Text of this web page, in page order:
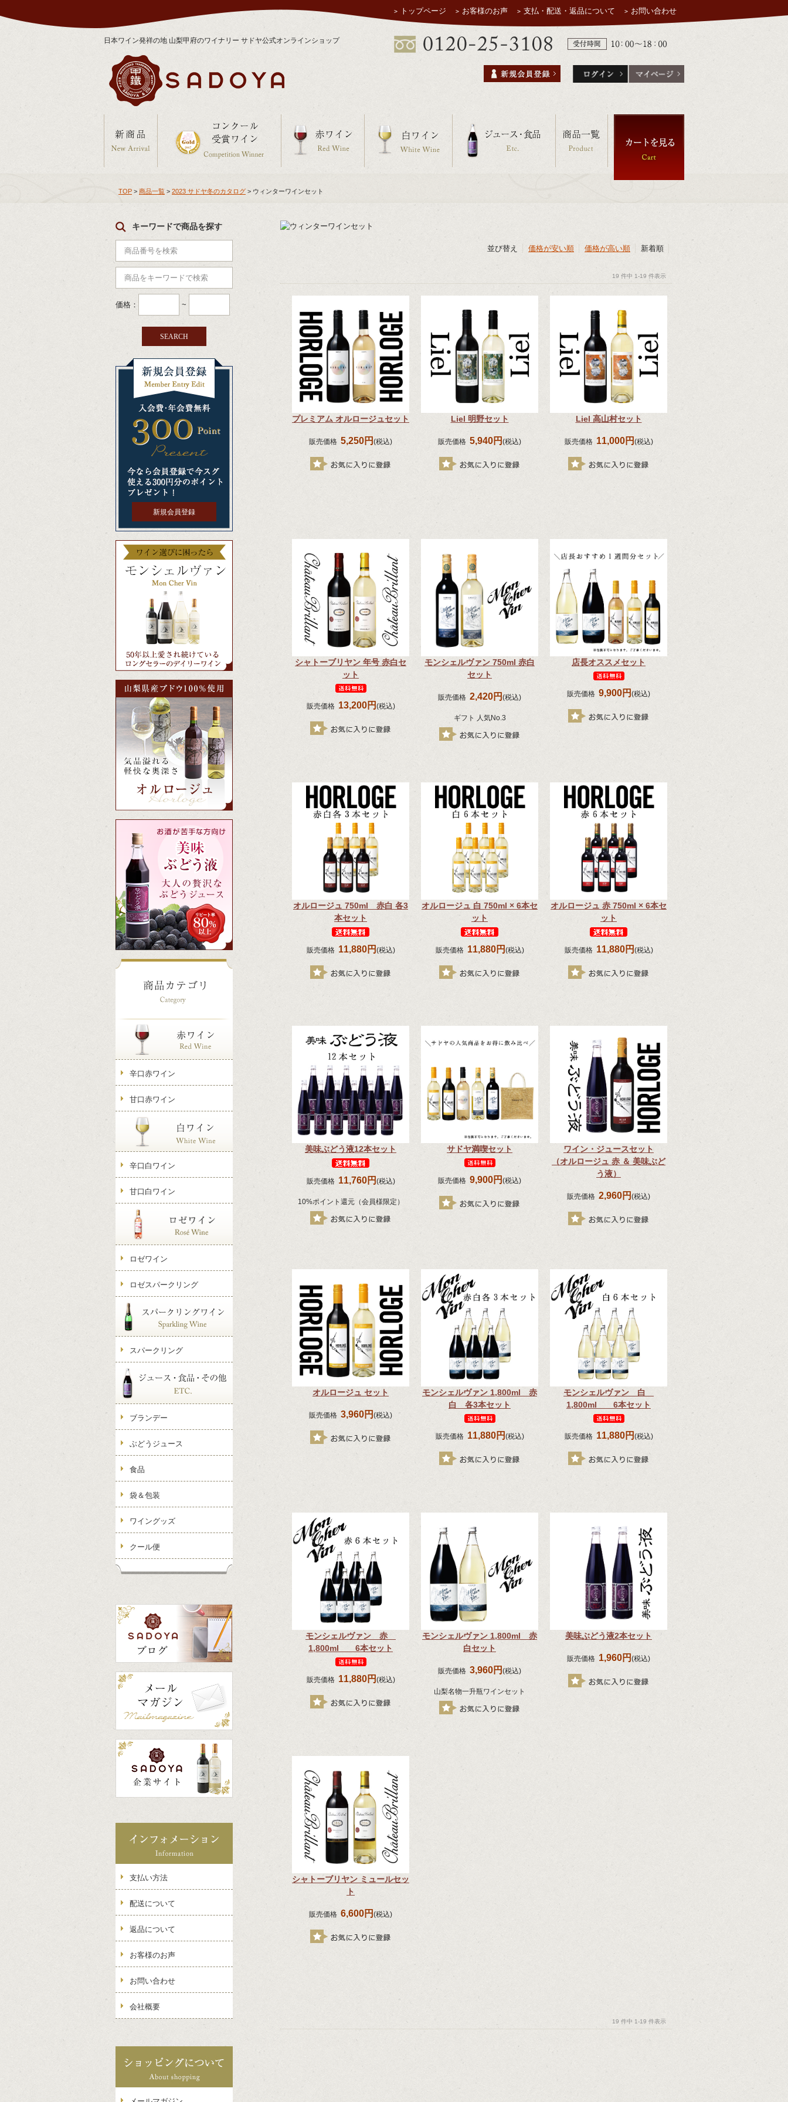
トップページ お客様のお声 支払・配送・返品について お問い合わせ
日本ワイン発祥の地 山梨甲府のワイナリー サドヤ公式オンラインショップ
TOP > 商品一覧 > 2023 サドヤ冬のカタログ > ウィンターワインセット
キーワードで商品を探す
価格： ~
新規会員登録
辛口赤ワイン
甘口赤ワイン
辛口白ワイン
甘口白ワイン
ロゼワイン
ロゼスパークリング
スパークリング
ブランデー
ぶどうジュース
食品
袋＆包装
ワイングッズ
クール便
支払い方法
配送について
返品について
お客様のお声
お問い合わせ
会社概要
並び替え 価格が安い順 価格が高い順 新着順
19 件中 1-19 件表示
プレミアム オルロージュセット
販売価格 5,250円 (税込)
Liel 明野セット
販売価格 5,940円 (税込)
Liel 高山村セット
販売価格 11,000円 (税込)
シャトーブリヤン 年号 赤白セ
ット
販売価格 13,200円 (税込)
モンシェルヴァン 750ml 赤白
セット
販売価格 2,420円 (税込)
ギフト 人気No.3
店長オススメセット
販売価格 9,900円 (税込)
オルロージュ 750ml 赤白 各3
本セット
販売価格 11,880円 (税込)
オルロージュ 白 750ml × 6本セ
ット
販売価格 11,880円 (税込)
オルロージュ 赤 750ml × 6本セ
ット
販売価格 11,880円 (税込)
美味ぶどう液12本セット
販売価格 11,760円 (税込)
10%ポイント還元（会員様限定）
サドヤ満喫セット
販売価格 9,900円 (税込)
ワイン・ジュースセット
（オルロージュ 赤 ＆ 美味ぶど
う液）
販売価格 2,960円 (税込)
オルロージュ セット
販売価格 3,960円 (税込)
モンシェルヴァン 1,800ml 赤
白 各3本セット
販売価格 11,880円 (税込)
モンシェルヴァン 白
1,800ml 6本セット
販売価格 11,880円 (税込)
モンシェルヴァン 赤
1,800ml 6本セット
販売価格 11,880円 (税込)
モンシェルヴァン 1,800ml 赤
白セット
販売価格 3,960円 (税込)
山梨名物一升瓶ワインセット
美味ぶどう液2本セット
販売価格 1,960円 (税込)
シャトーブリヤン ミュールセッ
ト
販売価格 6,600円 (税込)
19 件中 1-19 件表示